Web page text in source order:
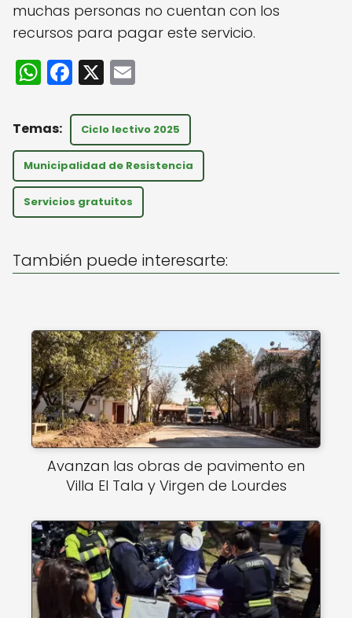
muchas personas no cuentan con los
recursos para pagar este servicio.
W
h
a
ts
A
p
p
F
a
c
e
b
o
o
k
X
ai
l
Ciclo lectivo 2025
Municipalidad de Resistencia
Servicios gratuitos
También puede interesarte:
Avanzan las obras de pavimento en
Villa El Tala y Virgen de Lourdes